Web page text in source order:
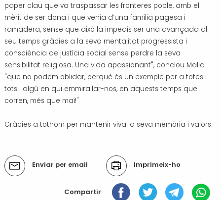
paper clau que va traspassar les fronteres poble, amb el
mèrit de ser dona i que venia d’una família pagesa i
ramadera, sense que això la impedís ser una avançada al
seu temps gràcies a la seva mentalitat progressista i
consciència de justícia social sense perdre la seva
sensibilitat religiosa. Una vida apassionant", conclou Malla
"que no podem oblidar, perquè és un exemple per a totes i
tots i algú en qui emmirallar-nos, en aquests temps que
corren, més que mai!"
Gràcies a tothom per mantenir viva la seva memòria i valors.
Accions
del
Enviar per email Imprimeix-ho
Compartir